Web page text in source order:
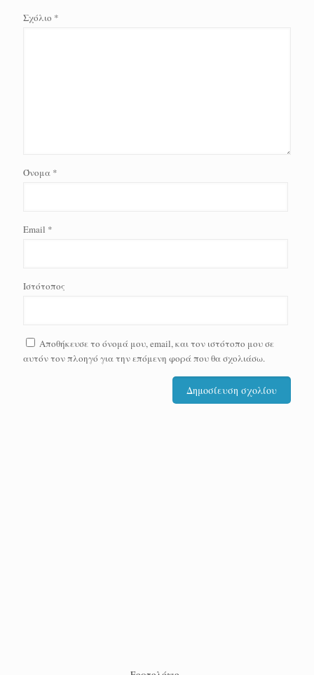
Σχόλιο *
Όνομα *
Email *
Ιστότοπος
Αποθήκευσε το όνομά μου, email, και τον ιστότοπο μου σε
αυτόν τον πλοηγό για την επόμενη φορά που θα σχολιάσω.